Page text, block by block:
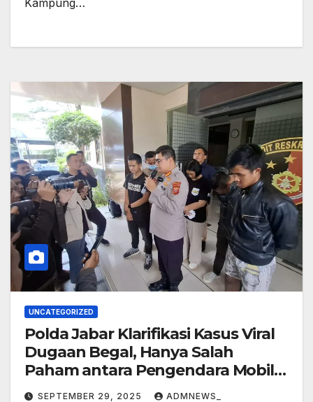
UNCATEGORIZED
Polda Jabar Klarifikasi Kasus Viral
Dugaan Begal, Hanya Salah
Paham antara Pengendara Mobil
dan Truk
SEPTEMBER 29, 2025 ADMNEWS_